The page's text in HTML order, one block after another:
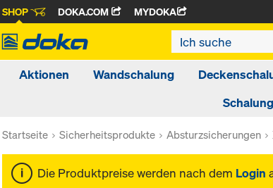
SHOP DOKA.COM MYDOKA
Aktionen Wandschalung
Startseite Sicherheitsprodukte Absturzsicherungen
Die Produktpreise werden nach dem Login